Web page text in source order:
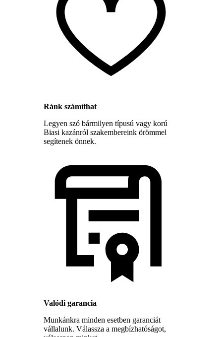
Ránk számíthat
Legyen szó bármilyen típusú vagy korú
Biasi kazánról szakembereink örömmel
segítenek önnek.
Valódi garancia
Munkánkra minden esetben garanciát
vállalunk. Válassza a megbízhatóságot,